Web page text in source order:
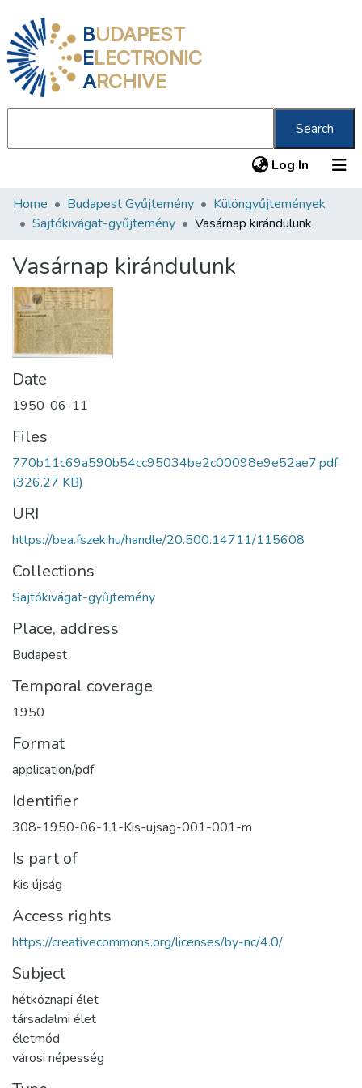
BUDAPEST
ELECTRONIC
ARCHIVE
Search
Log In (current)
Communities & Collections
Statistics
About us
Home Budapest Gyűjtemény
Különgyűjtemények
Sajtókivágat-gyűjtemény
Vasárnap kirándulunk
Vasárnap kirándulunk
Date
1950-06-11
Files
770b11c69a590b54cc95034be2c00098e9e52ae7.pdf
(326.27 KB)
URI
https://bea.fszek.hu/handle/20.500.14711/115608
Collections
Sajtókivágat-gyűjtemény
Place, address
Budapest
Temporal coverage
1950
Format
application/pdf
Identifier
308-1950-06-11-Kis-ujsag-001-001-m
Is part of
Kis újság
Access rights
https://creativecommons.org/licenses/by-nc/4.0/
Subject
hétköznapi élet
társadalmi élet
életmód
városi népesség